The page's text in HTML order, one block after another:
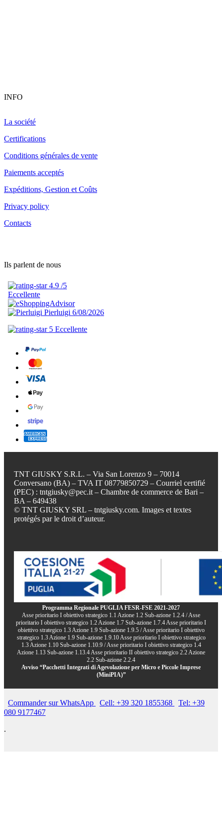
INFO
La société
Certifications
Conditions générales de vente
Paiements acceptés
Expéditions, Gestion et Coûts
Privacy policy
Contacts
Ils parlent de nous
TNT GIUSKY S.R.L. – Via San Lorenzo 9 – 70014
Conversano (BA) – TVA IT 08779850729 – Courriel certifié
(PEC) : tntgiusky@pec.it – Chambre de commerce de Bari –
BA – 649438
© TNT GIUSKY SRL – tntgiusky.com. Images et textes
protégés par le droit d’auteur.
Programma Regionale PUGLIA FESR-FSE 2021-2027
Asse prioritario I obiettivo strategico 1.1 Azione 1.2 Sub-azione 1.2.4 / Asse
prioritario I obiettivo strategico 1.2 Azione 1.7 Sub-azione 1.7.4 Asse prioritario I
obiettivo strategico 1.3 Azione 1.9 Sub-azione 1.9.5 / Asse prioritario I obiettivo
strategico 1.3 Azione 1.9 Sub-azione 1.9.10 Asse prioritario I obiettivo strategico
1.3 Azione 1.10 Sub-azione 1.10.9 / Asse prioritario I obiettivo strategico 1.4
Azione 1.13 Sub-azione 1.13.4 Asse prioritario II obiettivo strategico 2.2 Azione
2.2 Sub-azione 2.2.4
Avviso “Pacchetti Integrati di Agevolazione per Micro e Piccole Imprese
(MiniPIA)”
Commander sur WhatsApp Cell: +39 320 1855368
Tel: +39
080 9177467
.